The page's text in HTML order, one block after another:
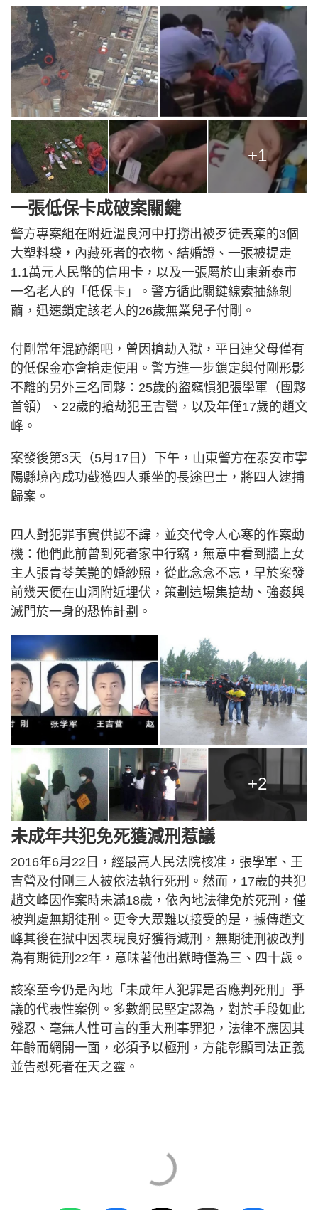
+1
一張低保卡成破案關鍵
警方專案組在附近溫良河中打撈出被歹徒丟棄的3個
大塑料袋，內藏死者的衣物、結婚證、一張被提走
1.1萬元人民幣的信用卡，以及一張屬於山東新泰市
一名老人的「低保卡」。警方循此關鍵線索抽絲剝
繭，迅速鎖定該老人的26歲無業兒子付剛。
付剛常年混跡網吧，曾因搶劫入獄，平日連父母僅有
的低保金亦會搶走使用。警方進一步鎖定與付剛形影
不離的另外三名同夥：25歲的盜竊慣犯張學軍（團夥
首領）、22歲的搶劫犯王吉營，以及年僅17歲的趙文
峰。
案發後第3天（5月17日）下午，山東警方在泰安市寧
陽縣境內成功截獲四人乘坐的長途巴士，將四人逮捕
歸案。
四人對犯罪事實供認不諱，並交代令人心寒的作案動
機：他們此前曾到死者家中行竊，無意中看到牆上女
主人張青苓美艷的婚紗照，從此念念不忘，早於案發
前幾天便在山洞附近埋伏，策劃這場集搶劫、強姦與
滅門於一身的恐怖計劃。
+2
未成年共犯免死獲減刑惹議
2016年6月22日，經最高人民法院核准，張學軍、王
吉營及付剛三人被依法執行死刑。然而，17歲的共犯
趙文峰因作案時未滿18歲，依內地法律免於死刑，僅
被判處無期徒刑。更令大眾難以接受的是，據傳趙文
峰其後在獄中因表現良好獲得減刑，無期徒刑被改判
為有期徒刑22年，意味著他出獄時僅為三、四十歲。
該案至今仍是內地「未成年人犯罪是否應判死刑」爭
議的代表性案例。多數網民堅定認為，對於手段如此
殘忍、毫無人性可言的重大刑事罪犯，法律不應因其
年齡而網開一面，必須予以極刑，方能彰顯司法正義
並告慰死者在天之靈。